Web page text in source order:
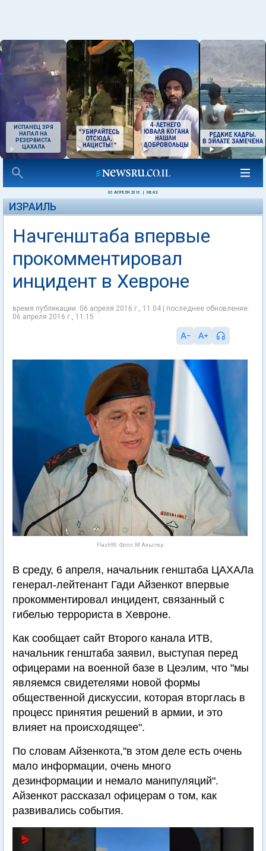
ИСПАНЕЦ ЗРЯ
НАПАЛ НА
РЕЗЕРВИСТА
ЦАХАЛА
06 АПРЕЛЯ 2016 06:43
ИЗРАИЛЬ
Начгенштаба впервые
прокомментировал
инцидент в Хевроне
время публикации: 06 апреля 2016 г., 11:04 | последнее обновление:
06 апреля 2016 г., 11:15
Flash90. Фото: М.Альстер
В среду, 6 апреля, начальник генштаба ЦАХАЛа
генерал-лейтенант Гади Айзенкот впервые
прокомментировал инцидент, связанный с
гибелью террориста в Хевроне.
Как сообщает сайт Второго канала ИТВ,
начальник генштаба заявил, выступая перед
офицерами на военной базе в Цеэлим, что "мы
являемся свидетелями новой формы
общественной дискуссии, которая вторглась в
процесс принятия решений в армии, и это
влияет на происходящее".
По словам Айзенкота,"в этом деле есть очень
мало информации, очень много
дезинформации и немало манипуляций".
Айзенкот рассказал офицерам о том, как
развивались события.